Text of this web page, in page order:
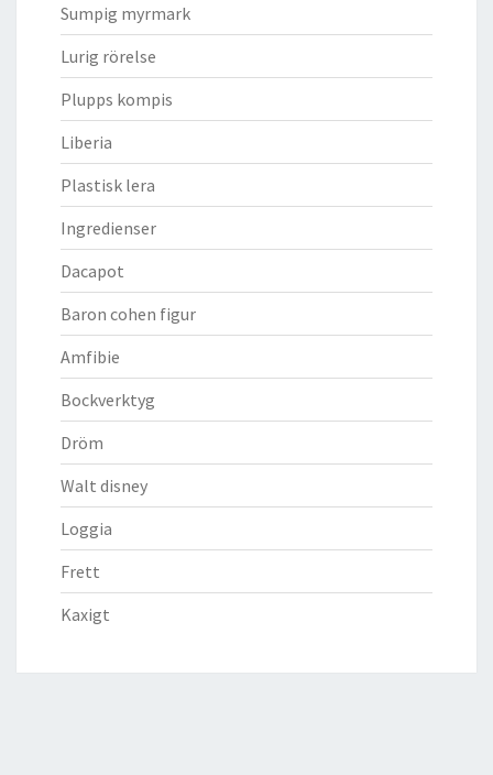
Sumpig myrmark
Lurig rörelse
Plupps kompis
Liberia
Plastisk lera
Ingredienser
Dacapot
Baron cohen figur
Amfibie
Bockverktyg
Dröm
Walt disney
Loggia
Frett
Kaxigt